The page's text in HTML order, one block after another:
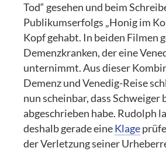
Tod“ gesehen und beim
Publikumserfolgs „Honig im
Kopf gehabt. In beiden Filmen
Demenzkranken, der eine
unternimmt. Aus dieser
Demenz und Venedig-Reise
nun scheinbar, dass Schweiger
abgeschrieben habe. Rudolph
deshalb gerade eineKlage
der Verletzung seiner